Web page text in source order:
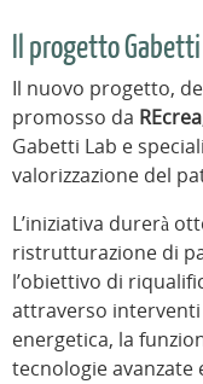
Il progetto
Il nuovo progetto,
promosso da REcrea
Gabetti Lab e
valorizzazione del
L’iniziativa durerà
ristrutturazione di
l’obiettivo di
attraverso interventi
energetica, la
tecnologie